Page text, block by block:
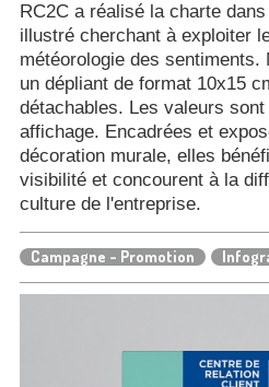
RC2C a réalisé la charte
illustré cherchant à exploiter
météorologie des
un dépliant de format 10x15
détachables. Les valeurs
affichage. Encadrées et
décoration murale, elles
visibilité et concourent à la
culture de l'entreprise.
Campagne - Promotion